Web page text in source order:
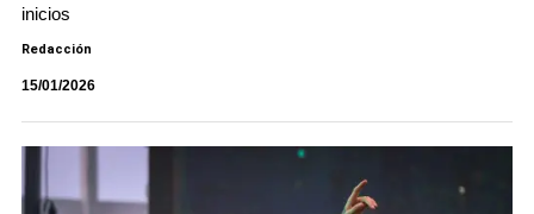
inicios
Redacción
15/01/2026